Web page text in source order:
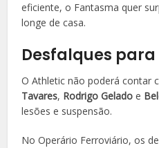
eficiente, o Fantasma quer
longe de casa.
Desfalques
O Athletic não poderá contar
Tavares, Rodrigo Gelado e
lesões e suspensão.
No Operário Ferroviário, os